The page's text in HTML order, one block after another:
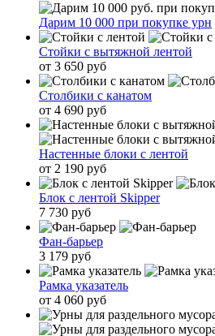
Дарим 10 000 при покупке урн
Стойки с вытяжной лентой
от 3 650 руб
Столбики с канатом
от 4 690 руб
Настенные блоки с лентой
от 2 190 руб
Блок с лентой Skipper
7 730 руб
Фан-барьер
3 179 руб
Рамка указатель
от 4 060 руб